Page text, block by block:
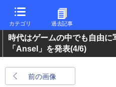
カテゴリ 過去記事
時代はゲームの中でも自由
「Ansel」を発表(4/6)
前の画像